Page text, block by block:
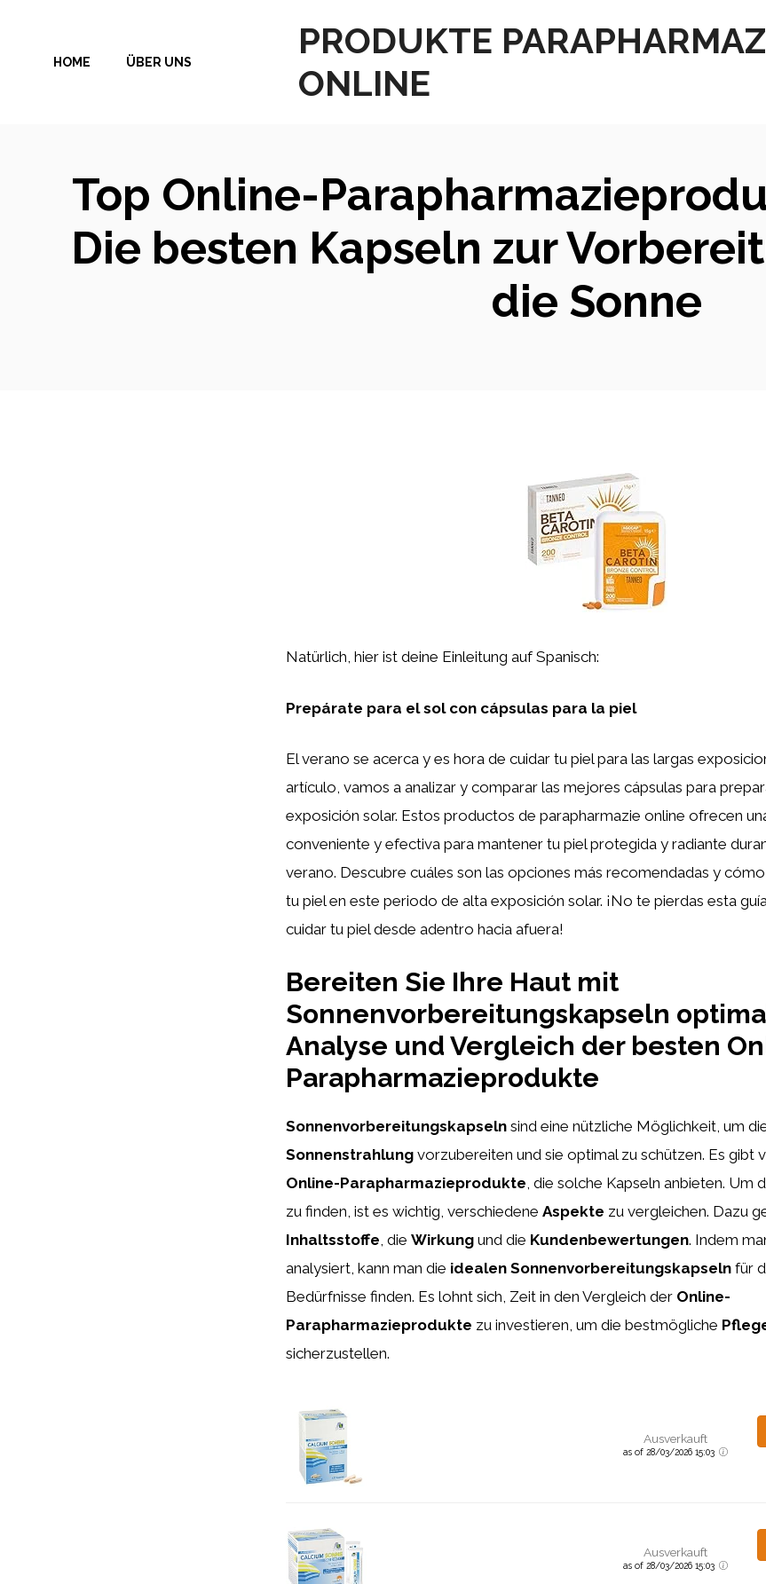
springen
PRODUKTE
ONLINE
HOME ÜBER UNS
Top Online-
Die besten Kapseln zur
die Sonne
Natürlich, hier ist deine Einleitung auf Spanisch:
Prepárate para el sol con cápsulas para la piel
El verano se acerca y es hora de cuidar tu piel para las largas
artículo, vamos a analizar y comparar las mejores cápsulas para
exposición solar. Estos productos de parapharmazie online ofrecen
conveniente y efectiva para mantener tu piel protegida y radiante
verano. Descubre cuáles son las opciones más recomendadas y
tu piel en este periodo de alta exposición solar. ¡No te pierdas esta
cuidar tu piel desde adentro hacia afuera!
Bereiten Sie Ihre Haut mit
Sonnenvorbereitungskapseln
Analyse und Vergleich der besten
Parapharmazieprodukte
Sonnenvorbereitungskapseln sind eine nützliche Möglichkeit, um
Sonnenstrahlung vorzubereiten und sie optimal zu schützen. Es gibt
Online-Parapharmazieprodukte , die solche Kapseln anbieten. Um
zu finden, ist es wichtig, verschiedene Aspekte zu vergleichen. Dazu
Inhaltsstoffe , die Wirkung und die Kundenbewertungen. Indem
analysiert, kann man die idealen Sonnenvorbereitungskapseln für
Bedürfnisse finden. Es lohnt sich, Zeit in den Vergleich der Online-
Parapharmazieprodukte zu investieren, um die bestmögliche
sicherzustellen.
Ausverkauft
as of 28/03/2026 15:03
Ausverkauft
as of 28/03/2026 15:03